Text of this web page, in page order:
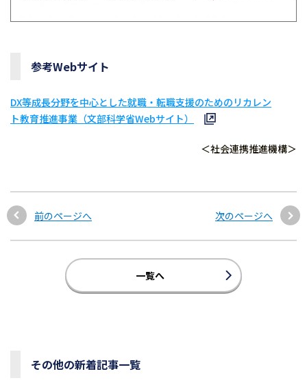
参考Webサイト
DX等成長分野を中心とした就職・転職支援のためのリカレン
ト教育推進事業（文部科学省Webサイト）
＜社会連携推進機構＞
前のページへ 次のページへ
一覧へ
その他の新着記事一覧